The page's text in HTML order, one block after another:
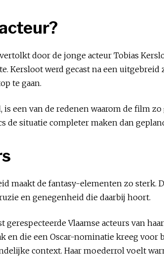
door de jonge acteur Tobias
Kersloot werd gecast na een uitgebreid
te gaan.
een van de redenen waarom de film zo
de situatie completer maken dan
maakt de fantasy-elementen zo sterk.
en genegenheid die daarbij hoort.
Vlaamse acteurs van
en die een Oscar-nominatie kreeg voor
context. Haar moederrol voelt